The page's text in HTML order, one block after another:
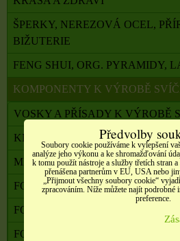
ŠPERKY, NEREZOVÁ OCEL,
BIŽUTERIE
FENG SHUI, ORG. PYRAMIDY,
KOMPONENTY K VÝROBĚ
VOSKY A PŘÍSADY K VÝROBĚ
KNOTY A POMŮCKY K JEJICH
MISKY, SKLENIČKY A FORMY
FORMY SILIKONOVÉ
FORMY POUŽITÉ
FORMY PRO VÝROBU Z
Předvolby
Soubory cookie používáme k vylepšení
analýze jeho výkonu a ke shromažďování
k tomu použít nástroje a služby třetích stran
přenášena partnerům v EU, USA nebo
„Přijmout všechny soubory cookie“
zpracováním. Níže můžete najít podrobné
preference.